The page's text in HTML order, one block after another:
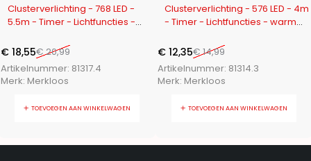
Clusterverlichting - 768 LED -
5.5m - Timer - Lichtfuncties -
€20,99
€ 18,55
Artikelnummer: 81317.4
Merk: Merkloos
TOEVOEGEN AAN WINKELWAGEN
Clusterverlichting - 576 LED - 4m
- Timer - Lichtfuncties - warm
€14,99
€ 12,35
Artikelnummer: 81314.3
Merk: Merkloos
TOEVOEGEN AAN WINKELWAGEN